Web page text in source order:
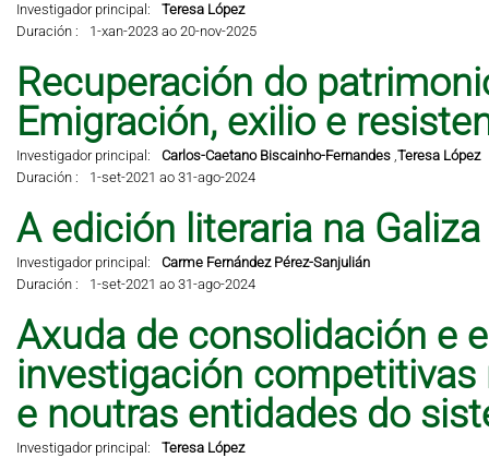
Investigador principal:
Teresa López
Duración :
1-xan-2023 ao 20-nov-2025
Recuperación do
Emigración, exilio e
Investigador principal: Carlos-Caetano Biscainho-Fernandes,Teresa López
Duración :
1-set-2021 ao 31-ago-2024
A edición literaria na
Investigador principal:
Carme Fernández Pérez-Sanjulián
Duración :
1-set-2021 ao 31-ago-2024
Axuda de consolidación e
investigación competitivas
e noutras entidades do
Investigador principal:
Teresa López